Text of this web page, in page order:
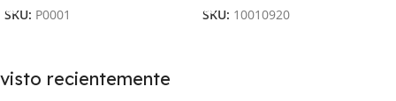
SKU: P0001 SKU: 10010920
visto recientemente